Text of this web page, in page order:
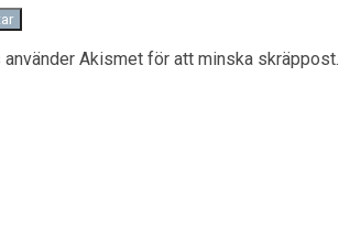
Akismet för att minska skräppost.